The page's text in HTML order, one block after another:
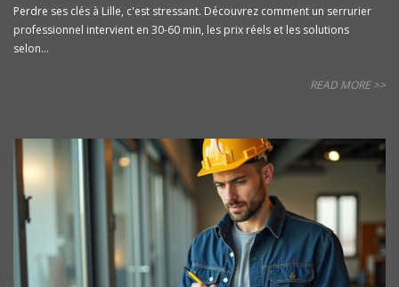
Perdre ses clés à Lille, c'est stressant. Découvrez comment un serrurier
professionnel intervient en 30-60 min, les prix réels et les solutions
selon...
READ MORE >>